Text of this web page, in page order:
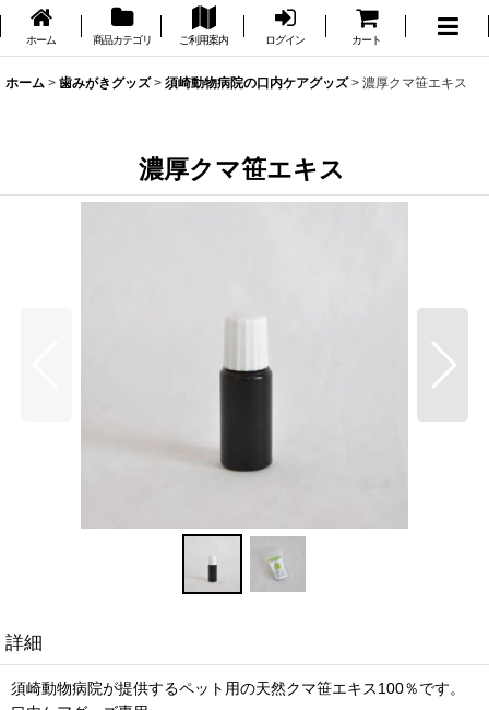
ホーム 商品カテゴリ ご利用案内 ログイン カート
ホーム > 歯みがきグッズ > 須崎動物病院の口内ケアグッズ > 濃厚クマ笹エキス
濃厚クマ笹エキス
詳細
須崎動物病院が提供するペット用の天然クマ笹エキス100％です。